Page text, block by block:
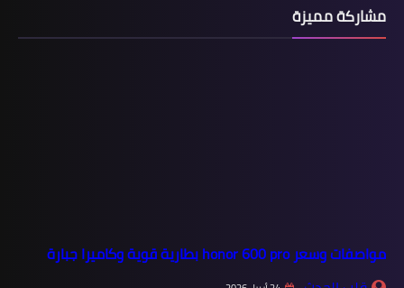
مشاركة مميزة
مواصفات وسعر honor 600 pro بطارية قوية وكاميرا جبارة